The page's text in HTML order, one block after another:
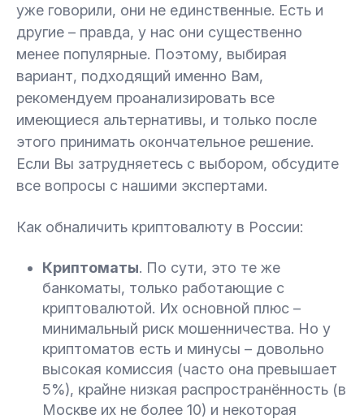
уже говорили, они не единственные. Есть и
другие – правда, у нас они существенно
менее популярные. Поэтому, выбирая
вариант, подходящий именно Вам,
рекомендуем проанализировать все
имеющиеся альтернативы, и только после
этого принимать окончательное решение.
Если Вы затрудняетесь с выбором, обсудите
все вопросы с нашими экспертами.
Как обналичить криптовалюту в России:
Криптоматы. По сути, это те же
банкоматы, только работающие с
криптовалютой. Их основной плюс –
минимальный риск мошенничества. Но у
криптоматов есть и минусы – довольно
высокая комиссия (часто она превышает
5%), крайне низкая распространённость (в
Москве их не более 10) и некоторая